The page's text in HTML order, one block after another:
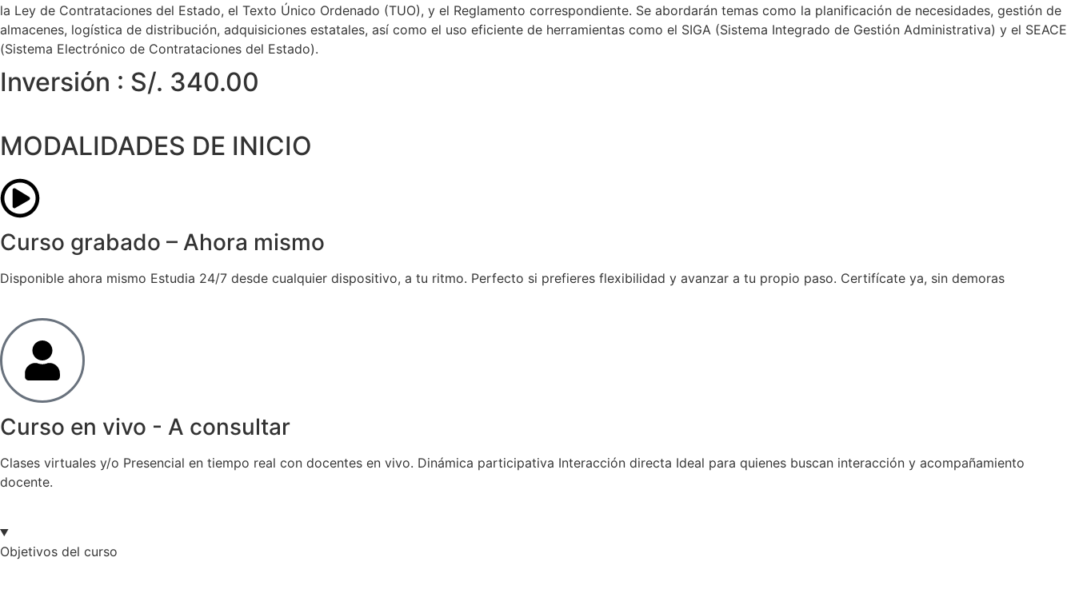
la Ley de Contrataciones del Estado, el Texto Único Ordenado (TUO), y el Reglamento correspondiente. Se abordarán temas como la planificación de necesidades, gestión de
almacenes, logística de distribución, adquisiciones estatales, así como el uso eficiente de herramientas como el SIGA (Sistema Integrado de Gestión Administrativa) y el SEACE
(Sistema Electrónico de Contrataciones del Estado).
Inversión : S/. 340.00
MODALIDADES DE INICIO
Curso grabado – Ahora mismo
Disponible ahora mismo Estudia 24/7 desde cualquier dispositivo, a tu ritmo. Perfecto si prefieres flexibilidad y avanzar a tu propio paso. Certifícate ya, sin demoras
Curso en vivo - A consultar
Clases virtuales y/o Presencial en tiempo real con docentes en vivo. Dinámica participativa Interacción directa Ideal para quienes buscan interacción y acompañamiento
docente.
Objetivos del curso